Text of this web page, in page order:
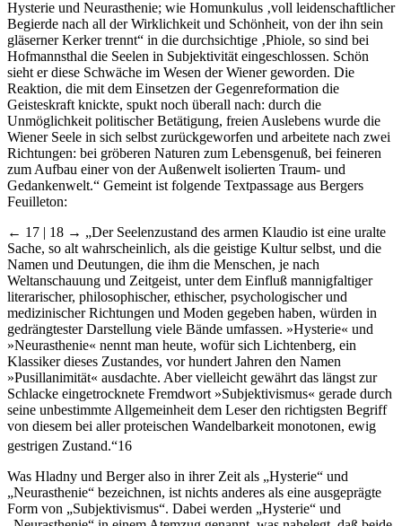
Hysterie und Neurasthenie; wie Homunkulus ‚voll leidenschaftlicher
Begierde nach all der Wirklichkeit und Schönheit, von der ihn sein
gläserner Kerker trennt“ in die durchsichtige ‚Phiole, so sind bei
Hofmannsthal die Seelen in Subjektivität eingeschlossen. Schön
sieht er diese Schwäche im Wesen der Wiener geworden. Die
Reaktion, die mit dem Einsetzen der Gegenreformation die
Geisteskraft knickte, spukt noch überall nach: durch die
Unmöglichkeit politischer Betätigung, freien Auslebens wurde die
Wiener Seele in sich selbst zurückgeworfen und arbeitete nach zwei
Richtungen: bei gröberen Naturen zum Lebensgenuß, bei feineren
zum Aufbau einer von der Außenwelt isolierten Traum- und
Gedankenwelt.“ Gemeint ist folgende Textpassage aus Bergers
Feuilleton:
← 17 | 18 → „Der Seelenzustand des armen Klaudio ist eine uralte
Sache, so alt wahrscheinlich, als die geistige Kultur selbst, und die
Namen und Deutungen, die ihm die Menschen, je nach
Weltanschauung und Zeitgeist, unter dem Einfluß mannigfaltiger
literarischer, philosophischer, ethischer, psychologischer und
medizinischer Richtungen und Moden gegeben haben, würden in
gedrängtester Darstellung viele Bände umfassen. »Hysterie« und
»Neurasthenie« nennt man heute, wofür sich Lichtenberg, ein
Klassiker dieses Zustandes, vor hundert Jahren den Namen
»Pusillanimität« ausdachte. Aber vielleicht gewährt das längst zur
Schlacke eingetrocknete Fremdwort »Subjektivismus« gerade durch
seine unbestimmte Allgemeinheit dem Leser den richtigsten Begriff
von diesem bei aller proteischen Wandelbarkeit monotonen, ewig
gestrigen Zustand.“16
Was Hladny und Berger also in ihrer Zeit als „Hysterie“ und
„Neurasthenie“ bezeichnen, ist nichts anderes als eine ausgeprägte
Form von „Subjektivismus“. Dabei werden „Hysterie“ und